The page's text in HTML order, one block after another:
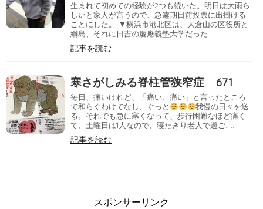
生まれて初めての経験が2つも続いた。明日は大雨ら
しいと家人が言うので、急遽期日前投票に出掛ける
ことにした。 ▼横浜市港北区は、大倉山の区役所と
綱島、それに日吉の慶應義塾大学だった……
記事を読む
寒さがしみる脊柱管狭窄症 671
毎日、痛いけれど、「痛い、痛い」と言ったところ
で和らぐわけでなし、ぐっと
我慢の日々を送
る。それでも急に寒くなって、歩行困難なほど痛く
て、土曜日は1人なので、寝たきり老人で過ご……
記事を読む
スポンサーリンク